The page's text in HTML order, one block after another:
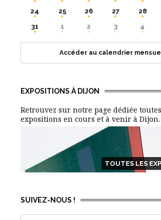
24
25 26 27 28
31
1 2 3 4
Accéder au calendrier
EXPOSITIONS À DIJON
Retrouvez sur notre page dédiée
expositions en cours et à venir à Dijon.
TOUTES LES
SUIVEZ-NOUS !